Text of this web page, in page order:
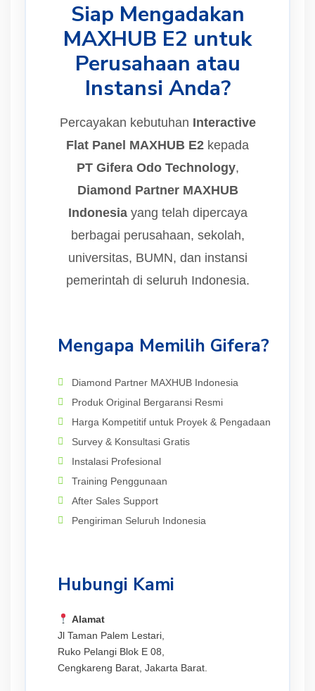
Siap Mengadakan
MAXHUB E2 untuk
Perusahaan atau
Instansi Anda?
Percayakan kebutuhan Interactive
Flat Panel MAXHUB E2 kepada
PT Gifera Odo Technology,
Diamond Partner MAXHUB
Indonesiayang telah dipercaya
berbagai perusahaan, sekolah,
universitas, BUMN, dan instansi
pemerintah di seluruh Indonesia.
Mengapa Memilih Gifera?
Diamond Partner MAXHUB Indonesia
Produk Original Bergaransi Resmi
Harga Kompetitif untuk Proyek & Pengadaan
Survey & Konsultasi Gratis
Instalasi Profesional
Training Penggunaan
After Sales Support
Pengiriman Seluruh Indonesia
Hubungi Kami
Alamat
Jl Taman Palem Lestari,
Ruko Pelangi Blok E 08,
Cengkareng Barat, Jakarta Barat.